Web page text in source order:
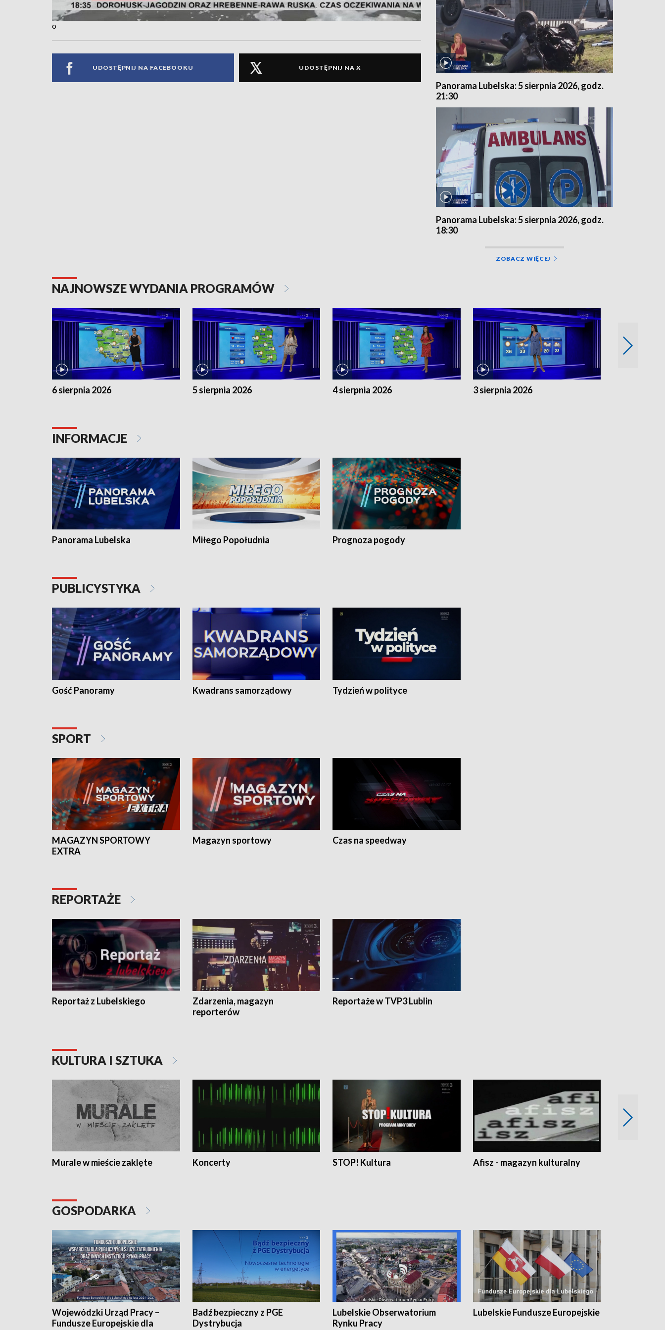
o
UDOSTĘPNIJ NA FACEBOOKU UDOSTĘPNIJ NA X
Panorama Lubelska: 5 sierpnia 2026, godz.
21:30
Panorama Lubelska: 5 sierpnia 2026, godz.
18:30
ZOBACZ WIĘCEJ
NAJNOWSZE WYDANIA PROGRAMÓW
6 sierpnia 2026 5 sierpnia 2026 4 sierpnia 2026 3 sierpnia 2026
INFORMACJE
Panorama Lubelska Miłego Popołudnia Prognoza pogody
PUBLICYSTYKA
Gość Panoramy Kwadrans samorządowy Tydzień w polityce
SPORT
MAGAZYN SPORTOWY
EXTRA
Magazyn sportowy Czas na speedway
REPORTAŻE
Reportaż z Lubelskiego
Zdarzenia, magazyn
reporterów
Reportaże w TVP3 Lublin
KULTURA I SZTUKA
Murale w mieście zaklęte Koncerty STOP! Kultura Afisz - magazyn kulturalny
GOSPODARKA
Wojewódzki Urząd Pracy –
Fundusze Europejskie dla
Badź bezpieczny z PGE
Dystrybucja
Lubelskie Obserwatorium
Rynku Pracy
Lubelskie Fundusze Europejskie